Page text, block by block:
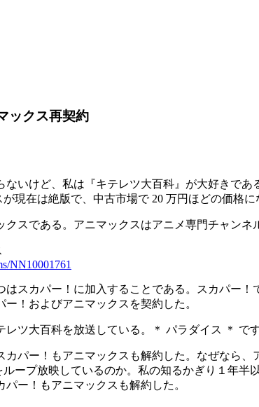
ックス再契約
ないけど、私は『キテレツ大百科』が大好きで
現在は絶版で、中古市場で 20 万円ほどの価格に
スである。アニマックスはアニメ専門チャンネ
NN10001761
はスカパー！に加入することである。スカパー
！およびアニマックスを契約した。
ツ大百科を放送している。＊ パラダイス ＊ で
カパー！もアニマックスも解約した。なぜなら
ープ放映しているのか。私の知るかぎり１年半
ー！もアニマックスも解約した。